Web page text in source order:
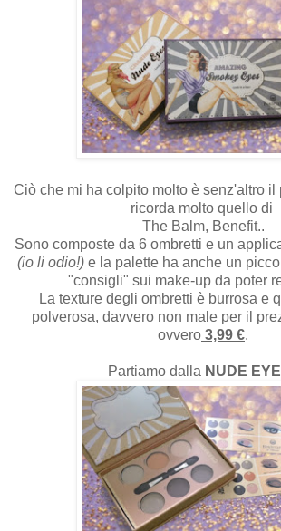
Ciò che mi ha colpito molto è senz'altro il
ricorda molto quello di
The Balm, Benefit..
Sono composte da 6 ombretti e un
(io li odio!) e la palette ha anche un
"consigli" sui make-up da poter
La texture degli ombretti è burrosa e
polverosa, davvero non male per il
ovvero 3,99 €.
Partiamo dalla NUDE